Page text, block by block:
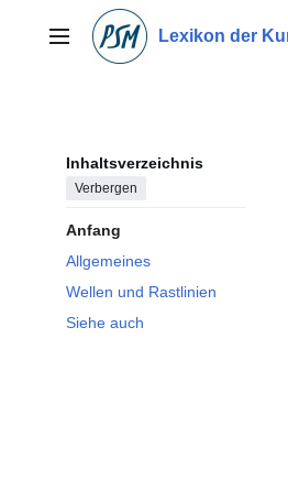
springenHauptmenü Lexikon der
Inhaltsverzeichnis
Verbergen
Anfang
Allgemeines
Wellen und Rastlinien
Siehe auch